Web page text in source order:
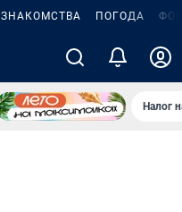
ЗНАКОМСТВА ПОГОДА
Налог